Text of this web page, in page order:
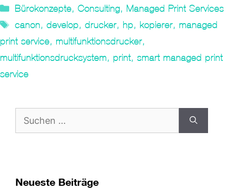
Kategorien
Bürokonzepte, Consulting, Managed Print Services
Tags
canon, develop, drucker, hp, kopierer, managed
print service, multifunktionsdrucker,
multifunktionsdrucksystem, print, smart managed print
service
nach:
Neueste Beiträge